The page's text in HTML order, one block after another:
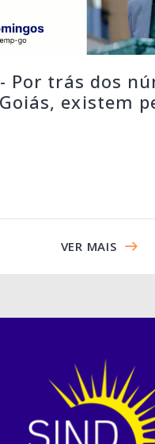
Por trás dos
existem
VER MAIS